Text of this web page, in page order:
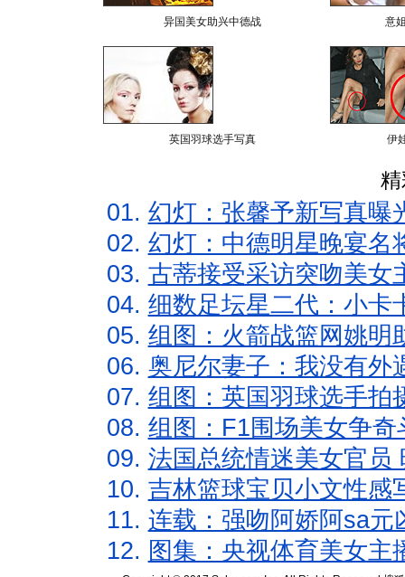
异国美女助兴中德战 意
英国羽球选手写真 伊
01. 幻灯：张馨予新写真曝
02. 幻灯：中德明星晚宴名
03. 古蒂接受采访突吻美女
04. 细数足坛星二代：小卡
05. 组图：火箭战篮网姚明
06. 奥尼尔妻子：我没有外
07. 组图：英国羽球选手拍
08. 组图：F1围场美女争
09. 法国总统情迷美女官员
10. 吉林篮球宝贝小文性感
11. 连载：强吻阿娇阿sa元
12. 图集：央视体育美女主